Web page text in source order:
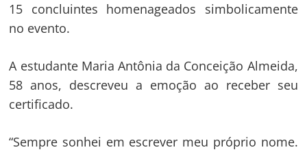
15 concluintes homenageados simbolicamente
no evento.
A estudante Maria Antônia da Conceição Almeida,
58 anos, descreveu a emoção ao receber seu
certificado.
“Sempre sonhei em escrever meu próprio nome.